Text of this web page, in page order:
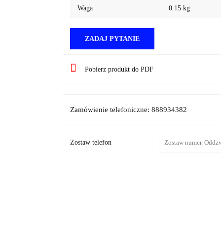
Waga 0.15 kg
ZADAJ PYTANIE
Pobierz produkt do PDF
Zamówienie telefoniczne: 888934382
Zostaw telefon